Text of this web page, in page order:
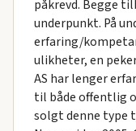
påkrevd. Begge
underpunkt. På
erfaring/
ulikheter, en
AS har lenger
til både offentlig
solgt denne type